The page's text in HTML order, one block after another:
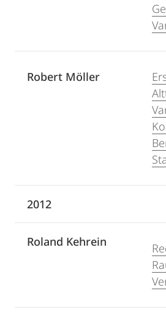
Robert Möller
2012
Roland Kehrein